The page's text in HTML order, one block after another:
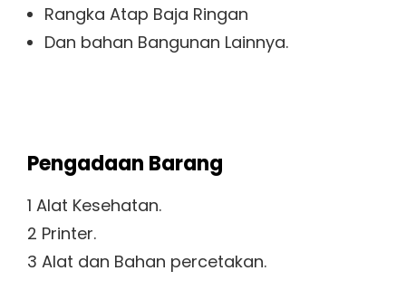
Rangka Atap Baja Ringan
Dan bahan Bangunan Lainnya.
Pengadaan Barang
1 Alat Kesehatan.
2 Printer.
3 Alat dan Bahan percetakan.